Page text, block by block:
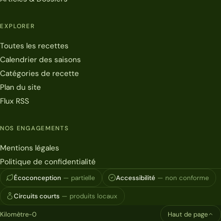
EXPLORER
Toutes les recettes
Calendrier des saisons
Catégories de recette
Plan du site
Flux RSS
NOS ENGAGEMENTS
Mentions légales
Politique de confidentialité
Écoconception — partielle Accessibilité — non conforme
Circuits courts — produits locaux
Kilomètre-0 Haut de page